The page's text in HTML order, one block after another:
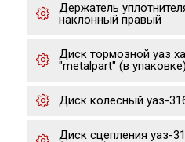
Держатель
наклонный правый
Диск тормозной уаз
"metalpart" (в упаковке)
Диск колесный уаз-
Диск сцепления уаз-